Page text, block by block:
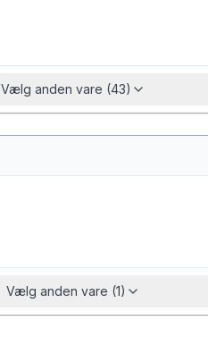
Vælg anden vare (43)
Vælg anden vare (1)